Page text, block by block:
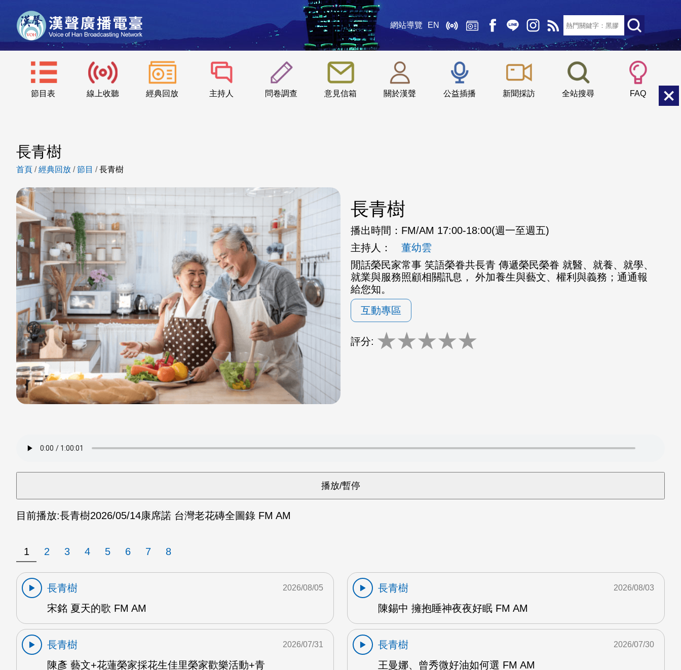
網站導覽 EN
節目表 線上收聽 經典回放 主持人 問卷調查 意見信箱 關於漢聲 公益插播 新聞採訪 全站搜尋 FAQ
::: 小 中
長青樹
首頁 /經典回放 /節目 /長青樹
長青樹
播出時間： FM/AM 17:00-18:00(週一至週五)
主持人：
董幼雲
閒話榮民家常事 笑語榮眷共長青 傳遞榮民榮眷 就醫、就養、就學、
就業與服務照顧相關訊息， 外加養生與藝文、權利與義務；通通報
給您知。
互動專區
評分: ★★★★★
目前播放:長青樹2026/05/14康席諾 台灣老花磚全圖錄 FM AM
1 2 3 4 5 6 7 8
長青樹
宋銘 夏天的歌 FM AM
2026/08/05
長青樹
陳錫中 擁抱睡神夜夜好眠 FM AM
2026/08/03
長青樹
陳彥 藝文+花蓮榮家採花生佳里榮家歡樂活動+青
2026/07/31
長青樹
王曼娜、曾秀微好油如何選 FM AM
2026/07/30